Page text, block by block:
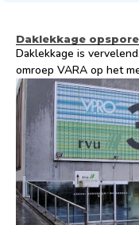
Daklekkage
Daklekkage is
omroep VARA op het